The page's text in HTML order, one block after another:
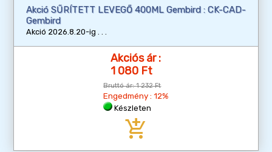
Akció SŰRÍTETT LEVEGŐ 400ML Gembird : CK-CAD-
Gembird
Akció 2026.8.20-ig
Akciós ár :
1 080 Ft
Bruttó ár:1 232 Ft
Engedmény : 12%
Készleten
add_shopping_cart